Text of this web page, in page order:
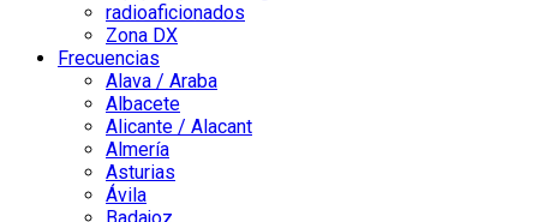
radioaficionados
Zona DX
Frecuencias
Alava / Araba
Albacete
Alicante / Alacant
Almería
Asturias
Ávila